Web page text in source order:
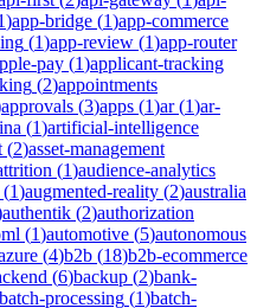
)app-bridge (1)app-commerce
(1)app-review (1)app-router
pay (1)applicant-tracking
(2)appointments
approvals (3)apps (1)ar(1)ar-
(1)artificial-intelligence
(2)asset-management
(1)audience-analytics
(1)augmented-reality (2)australia
authentik (2)authorization
(1)automotive (5)autonomous
(4)b2b (18)b2b-ecommerce
(6)backup (2)bank-
batch-processing (1)batch-